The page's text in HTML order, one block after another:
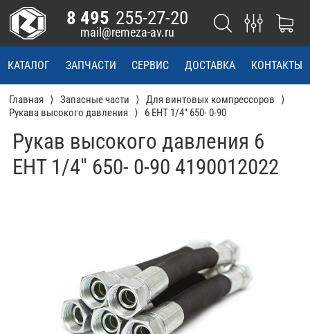
КАТАЛОГ ЗАПЧАСТИ СЕРВИС ДОСТАВКА КОНТАКТЫ
8 495 255-27-20
mail@remeza-av.ru
Главная Запасные части
Для винтовых компрессоров
Рукава высокого давления
6 EHT 1/4" 650- 0-90
Рукав высокого давления 6
EHT 1/4" 650- 0-90 4190012022